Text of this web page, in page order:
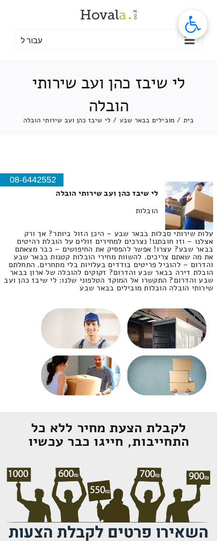
עבור ל
לי שיבז כהן ועב שירותי
הובלה
בית / מובילים בבאר שבע / לי שיבז כהן ועב שירותי הובלה
08-6442552
לי שיבז כהן ועב שירותי הובלה
הובלות
עלות שירותי סבלות בבאר שבע – היכן הזול ביותר? אך ורק
אצלנו – וזו חובתנו! נצרכים למחירים זולים על הובלת רהיטים
בבאר שבע? עצרו! אפשר להפסיק את החיפושים – כבר מצאתם
את מה שאתם צריכים. להשוות מחירי הובלות קטנות בבאר שבע
והדרום – להוביל פריטים בודדים בעלויות בלי מתחרים. התחלתם
הובלת דירה בבאר שבע והדרום? זקוקים להובלה של ארון בבאר
שבע והדרום? התקשרו אל המוקד הטלפוני שלנו: לי שיבז כהן ועב
שירותי הובלה הובלות מובילים בבאר שבע
לקבלת הצעת מחיר ללא כל
התחייבות, חייגו כבר עכשיו